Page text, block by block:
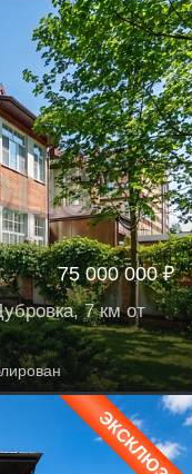
75 000 000 ₽
7 км от